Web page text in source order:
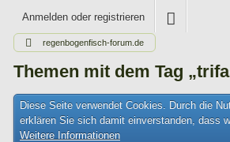
Anmelden oder registrieren
regenbogenfisch-forum.de
Themen mit dem Tag
Diese Seite verwendet Cookies. Durch die
erklären Sie sich damit einverstanden, dass
Weitere Informationen